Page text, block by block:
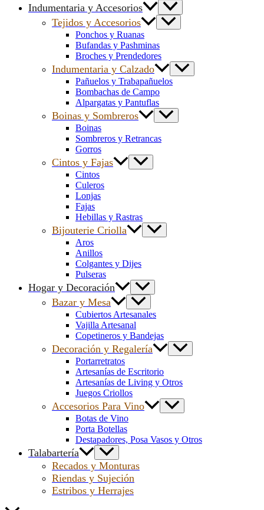
Indumentaria y Accesorios
Tejidos y Accesorios
Ponchos y Ruanas
Bufandas y Pashminas
Broches y Prendedores
Indumentaria y Calzado
Pañuelos y Trabapañuelos
Bombachas de Campo
Alpargatas y Pantuflas
Boinas y Sombreros
Boinas
Sombreros y Retrancas
Gorros
Cintos y Fajas
Cintos
Culeros
Lonjas
Fajas
Hebillas y Rastras
Bijouterie Criolla
Aros
Anillos
Colgantes y Dijes
Pulseras
Hogar y Decoración
Bazar y Mesa
Cubiertos Artesanales
Vajilla Artesanal
Copetineros y Bandejas
Decoración y Regalería
Portarretratos
Artesanías de Escritorio
Artesanías de Living y Otros
Juegos Criollos
Accesorios Para Vino
Botas de Vino
Porta Botellas
Destapadores, Posa Vasos y Otros
Talabartería
Recados y Monturas
Riendas y Sujeción
Estribos y Herrajes